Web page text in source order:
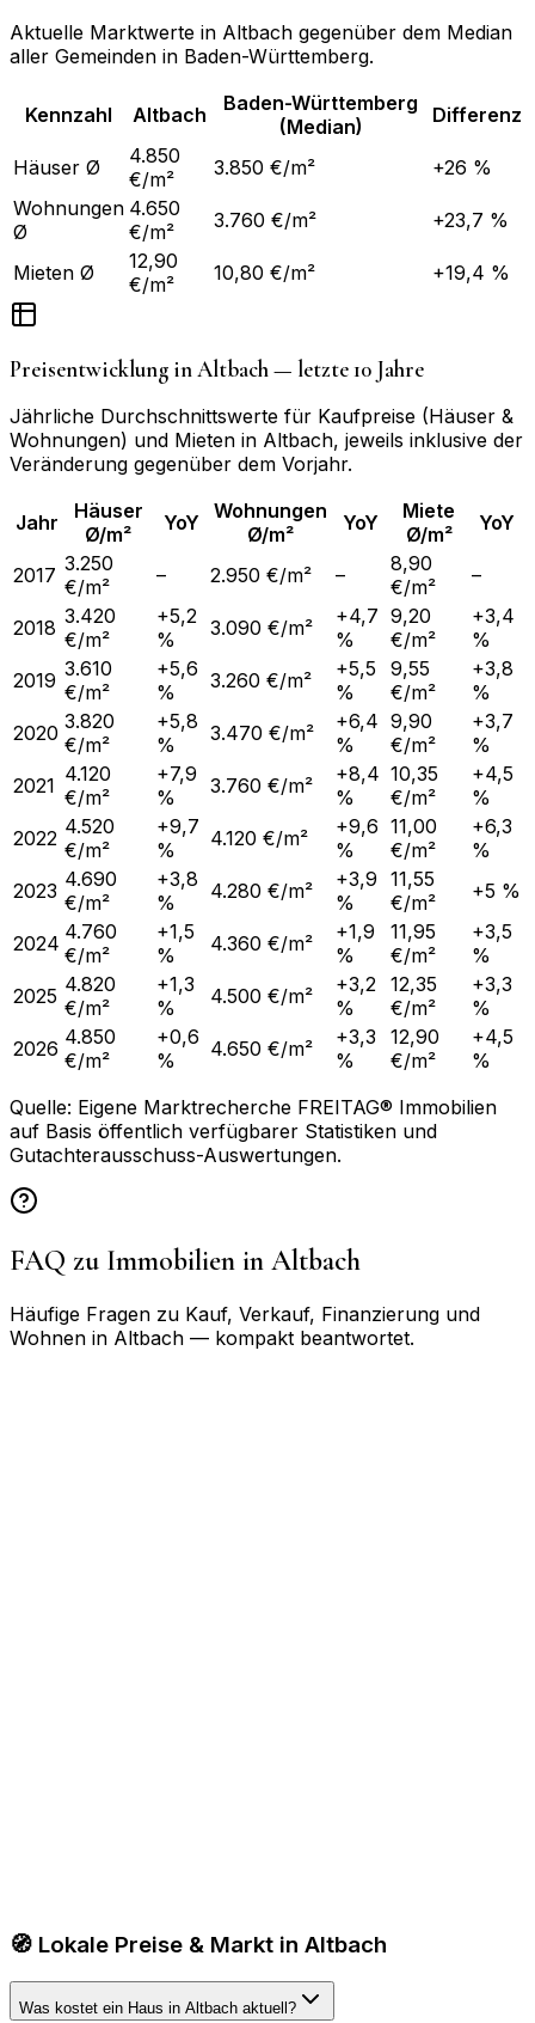
Aktuelle Marktwerte in Altbach gegenüber dem Median
aller Gemeinden in Baden-Württemberg.
Kennzahl Altbach
Baden-Württemberg
(Median)
Differenz
Häuser Ø
4.850
€/m²
3.850 €/m²
+26 %
Wohnungen
Ø
4.650
€/m²
3.760 €/m² +23,7 %
Mieten Ø
12,90
€/m²
10,80 €/m² +19,4 %
Preisentwicklung inAltbach— letzte 10 Jahre
Jährliche Durchschnittswerte für Kaufpreise (Häuser &
Wohnungen) und Mieten in Altbach, jeweils inklusive der
Veränderung gegenüber dem Vorjahr.
Jahr
Häuser
Ø/m²
YoY
Wohnungen
Ø/m²
YoY
Miete
Ø/m²
YoY
2017 3.250
€/m²
– 2.950 €/m² –
8,90
€/m²
–
2018 3.420
€/m²
+5,2
%
3.090 €/m²
+4,7
%
9,20
€/m²
+3,4
%
2019 3.610
€/m²
+5,6
%
3.260 €/m²
+5,5
%
9,55
€/m²
+3,8
%
2020 3.820
€/m²
+5,8
%
3.470 €/m²
+6,4
%
9,90
€/m²
+3,7
%
2021 4.120
€/m²
+7,9
%
3.760 €/m²
+8,4
%
10,35
€/m²
+4,5
%
2022 4.520
€/m²
+9,7
%
4.120 €/m²
+9,6
%
11,00
€/m²
+6,3
%
2023 4.690
€/m²
+3,8
%
4.280 €/m²
+3,9
%
11,55
€/m²
+5 %
2024 4.760
€/m²
+1,5
%
4.360 €/m²
+1,9
%
11,95
€/m²
+3,5
%
2025 4.820
€/m²
+1,3
%
4.500 €/m²
+3,2
%
12,35
€/m²
+3,3
%
2026 4.850
€/m²
+0,6
%
4.650 €/m²
+3,3
%
12,90
€/m²
+4,5
%
Quelle: Eigene Marktrecherche FREITAG® Immobilien
auf Basis öffentlich verfügbarer Statistiken und
Gutachterausschuss-Auswertungen.
FAQ zu Immobilien in Altbach
Häufige Fragen zu Kauf, Verkauf, Finanzierung und
Wohnen in Altbach — kompakt beantwortet.
🧭 Lokale Preise & Markt in Altbach
Was kostet ein Haus in Altbach aktuell?